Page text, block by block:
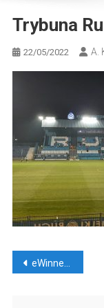
Trybuna
22/05/2022 A.
Nawigacja
eWinner 2 liga: Ruch Chorzów – Hutnik Kraków